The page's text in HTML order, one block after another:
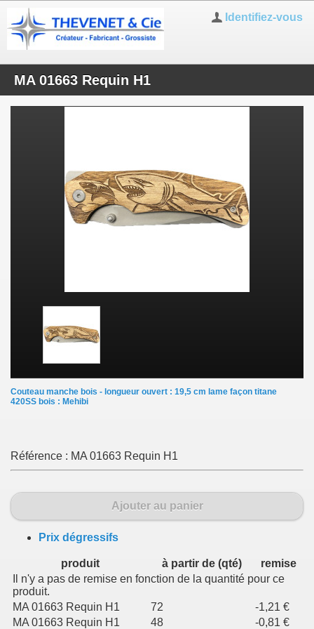
Identifiez-vous
MA 01663 Requin H1
Couteau manche bois - longueur ouvert : 19,5 cm lame façon titane
420SS bois : Mehibi
Référence : MA 01663 Requin H1
Ajouter au panier
Prix dégressifs
produit à partir de (qté)
remise
Il n'y a pas de remise en fonction de la quantité pour ce
produit.
MA 01663 Requin H1
72
-1,21 €
MA 01663 Requin H1
48 -0,81 €